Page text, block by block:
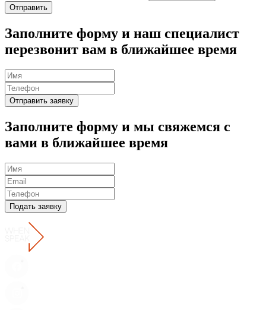
Отправить
Заполните форму и наш специалист
перезвонит вам в ближайшее время
Отправить заявку
Заполните форму и мы свяжемся с
вами в ближайшее время
Подать заявку